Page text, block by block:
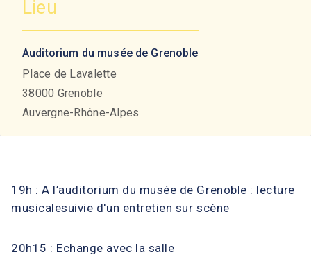
Lieu
Auditorium du musée de Grenoble
Place de Lavalette
38000 Grenoble
Auvergne-Rhône-Alpes
19h : A l’auditorium du musée de Grenoble : lecture
musicalesuivie d'un entretien sur scène
20h15 : Echange avec la salle